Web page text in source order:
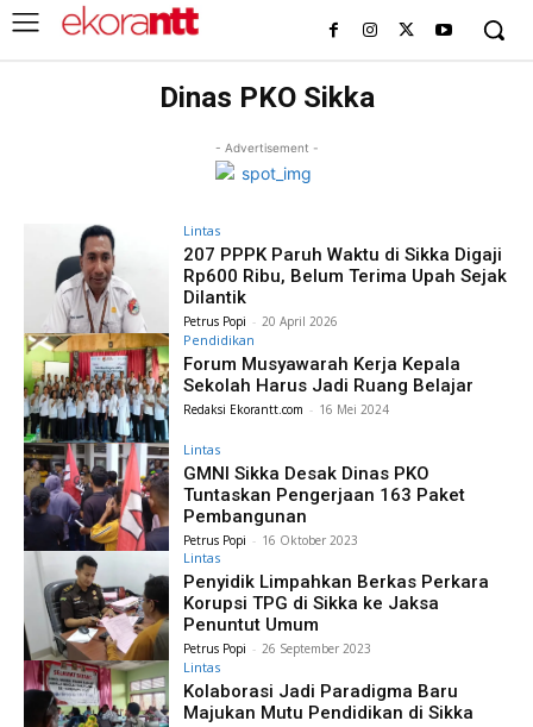
Dinas PKO Sikka
- Advertisement -
Lintas
207 PPPK Paruh Waktu di Sikka Digaji
Rp600 Ribu, Belum Terima Upah Sejak
Dilantik
Petrus Popi - 20 April 2026
Pendidikan
Forum Musyawarah Kerja Kepala
Sekolah Harus Jadi Ruang Belajar
Redaksi Ekorantt.com - 16 Mei 2024
Lintas
GMNI Sikka Desak Dinas PKO
Tuntaskan Pengerjaan 163 Paket
Pembangunan
Petrus Popi - 16 Oktober 2023
Lintas
Penyidik Limpahkan Berkas Perkara
Korupsi TPG di Sikka ke Jaksa
Penuntut Umum
Petrus Popi - 26 September 2023
Lintas
Kolaborasi Jadi Paradigma Baru
Majukan Mutu Pendidikan di Sikka